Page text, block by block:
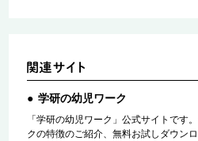
学研の幼児ワーク
「学研の幼児ワーク」公式サイトです
クの特徴のご紹介、無料お試しダウン